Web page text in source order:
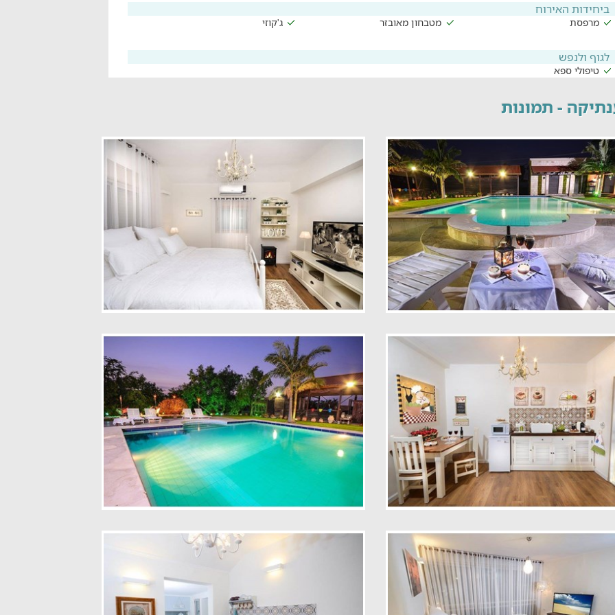
ביחידות האירוח
מרפסת מטבחון מאובזר ג'קוזי
לגוף ולנפש
טיפולי ספא
- תמונות